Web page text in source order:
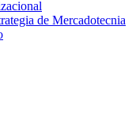
de Mercadotecnia